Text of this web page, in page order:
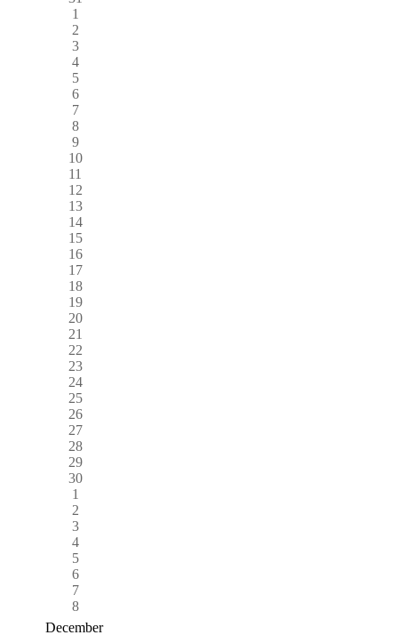
1
2
3
4
5
6
7
8
9
10
11
12
13
14
15
16
17
18
19
20
21
22
23
24
25
26
27
28
29
30
1
2
3
4
5
6
7
8
December